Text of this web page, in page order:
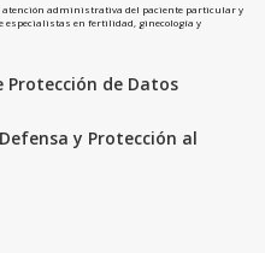
atención administrativa del paciente particular y
especialistas en fertilidad, ginecología y
Protección de Datos
y Protección al